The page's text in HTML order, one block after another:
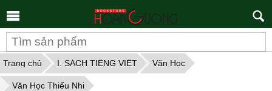
Trang chủ I. SÁCH TIẾNG VIỆT Văn Học
Văn Học Thiếu Nhi